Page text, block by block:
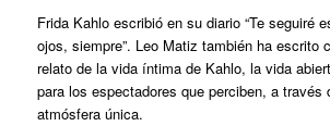
Frida Kahlo escribió en su diario “Te seguiré
ojos, siempre”. Leo Matiz también ha escrito
relato de la vida íntima de Kahlo, la vida
para los espectadores que perciben, a través
atmósfera única.